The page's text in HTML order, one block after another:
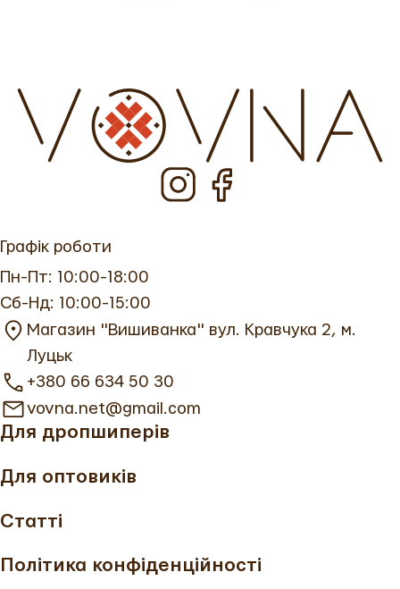
Для дропшиперів
Для оптовиків
Статті
Політика конфіденційності
Графік роботи
Пн-Пт: 10:00-18:00
Сб-Нд: 10:00-15:00
Магазин "Вишиванка" вул. Кравчука 2, м.
Луцьк
+380 66 634 50 30
vovna.net@gmail.com